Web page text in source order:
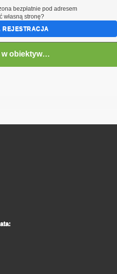
Żużlowcy w obiektywie by Speed
:
bezpłatnie pod adresem
własną stronę?
REJESTRACJA